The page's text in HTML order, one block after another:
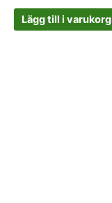
Lägg till i varukorg